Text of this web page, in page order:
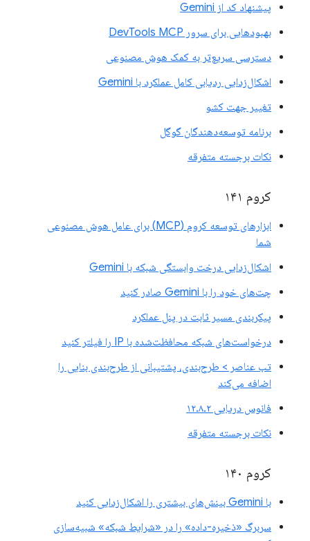
پیشنهاد کد از Gemini
بهبودهایی برای سرور DevTools MCP
دسترسی سریع‌تر به کمک هوش مصنوعی
اشکال‌زدایی ردیابی کامل عملکرد با Gemini
تغییر جهت کشو
برنامه توسعه‌دهندگان گوگل
نکات برجسته متفرقه
کروم ۱۴۱
ابزارهای توسعه کروم (MCP) برای عامل هوش مصنوعی
شما
اشکال‌زدایی درخت وابستگی شبکه با Gemini
چت‌های خود را با Gemini صادر کنید
پیکربندی مسیر ثابت در پنل عملکرد
درخواست‌های شبکه محافظت‌شده با IP را فیلتر کنید
تب عناصر > طرح‌بندی، پشتیبانی از طرح‌بندی بنایی را
اضافه می‌کند
فانوس دریایی ۱۲.۸.۲
نکات برجسته متفرقه
کروم ۱۴۰
با Gemini بینش‌های بیشتری را اشکال‌زدایی کنید
سربرگ «ذخیره-داده» را در «شرایط شبکه» شبیه‌سازی